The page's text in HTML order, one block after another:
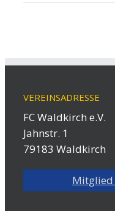
VEREINSADRESSE
FC Waldkirch e.V.
Jahnstr. 1
79183 Waldkirch
Mitglied